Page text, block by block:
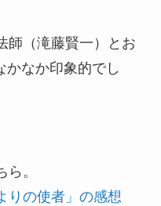
師（滝藤賢一）とお
かなか印象的でし
。
りの使者」の感想